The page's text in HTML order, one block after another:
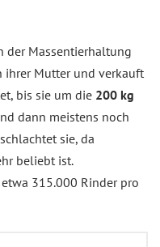
der Massentierhaltung
ihrer Mutter und verkauft
bis sie um die 200 kg
dann meistens noch
sie, da
beliebt ist.
315.000 Rinder pro